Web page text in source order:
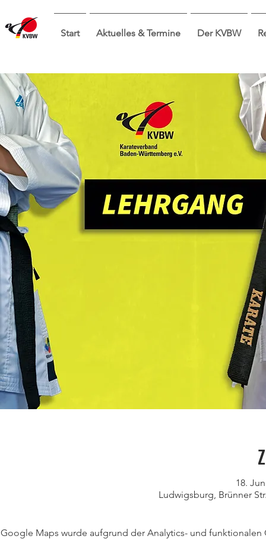
Start Aktuelles & Termine Der KVBW
18.
Ludwigsburg, Brünner
Google Maps wurde aufgrund der Analytics- und